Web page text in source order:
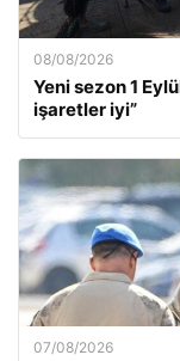
08/08/2026
Yeni sezon 1
işaretler iyi”
07/08/2026